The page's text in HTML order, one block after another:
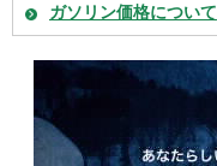
ガソリン価格について